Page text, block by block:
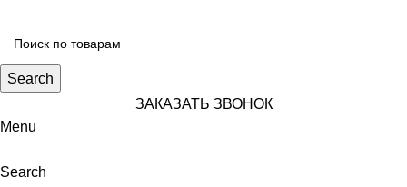
Search
ЗАКАЗАТЬ ЗВОНОК
Menu
Search